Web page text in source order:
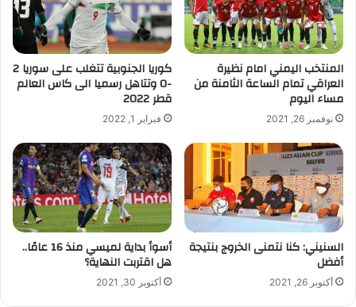
إ
ك
ر
و
ي
المنتخب اليمني امام نظيرة
العراقي تمام الساعة الثامنة من
مساء اليوم
نوفمبر 26, 2021
كوريا الجنوبية تتغلب على سوريا 2
-0 وتتاهل رسميا الى كاس العالم
قطر 2022
فبراير 1, 2022
السنيني: كنا نتمنى الخروج بنتيجة
أفضل
أكتوبر 26, 2021
أسوأ بداية لميسي منذ 16 عامًا..
هل اقتربت النهاية؟
أكتوبر 30, 2021